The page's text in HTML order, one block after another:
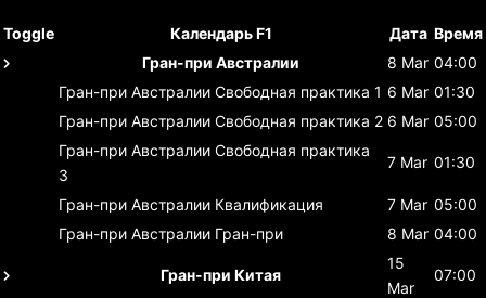
Toggle Календарь F1 Дата Время
Гран-при Австралии
8 Mar 04:00
Гран-при Австралии Свободная практика 1 6 Mar 01:30
Гран-при Австралии Свободная практика 2 6 Mar 05:00
Гран-при Австралии Свободная практика
3
7 Mar 01:30
Гран-при Австралии Квалификация 7 Mar 05:00
Гран-при Австралии Гран-при 8 Mar 04:00
Гран-при Китая
15
Mar
07:00